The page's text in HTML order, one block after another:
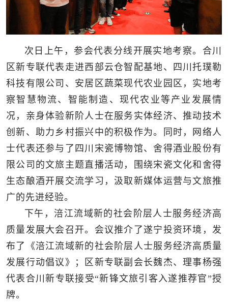
次日上午，参会代表分线开展实地考察。合川
区新专联代表走进西部云仓智配基地、四川托璞勒
科技有限公司、安居区蔬菜现代农业园区，实地考
察智慧物流、智能制造、现代农业等产业发展情
况，亲身体验新阶人士在服务实体经济、推动技术
创新、助力乡村振兴中的积极作为。同时，网络人
士代表还参与了四川宋瓷博物馆、舍得酒业股份有
限公司的文旅主题直播活动，围绕宋瓷文化和舍得
生态酿酒开展交流学习，汲取新媒体运营与文旅推
广的先进经验。
下午，涪江流域新的社会阶层人士服务经济高
质量发展大会召开。会议推介了遂宁投资环境，发
布了《涪江流域新的社会阶层人士服务经济高质量
发展行动倡议》；区新专联副会长魏杰、理事杨强
代表合川新专联接受“新锋文旅引客入遂推荐官”授
牌。